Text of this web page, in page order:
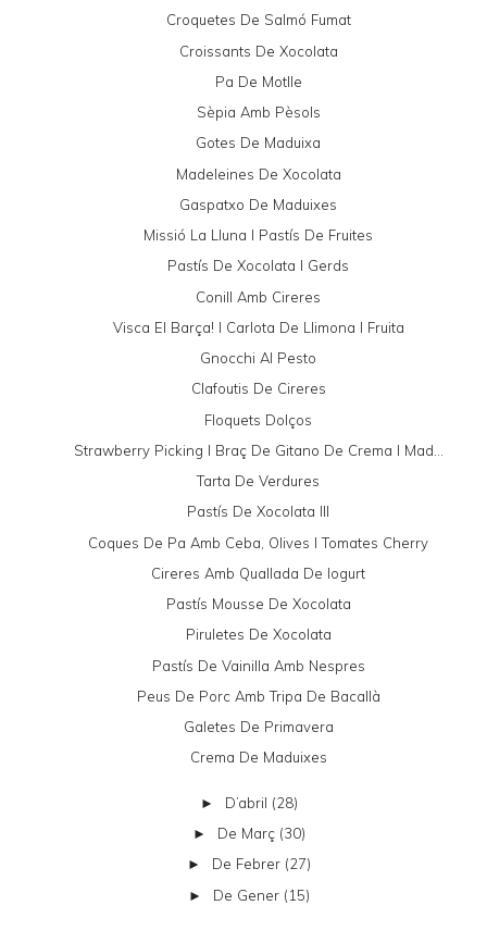
Croquetes De Salmó Fumat
Croissants De Xocolata
Pa De Motlle
Sèpia Amb Pèsols
Gotes De Maduixa
Madeleines De Xocolata
Gaspatxo De Maduixes
Missió La Lluna I Pastís De Fruites
Pastís De Xocolata I Gerds
Conill Amb Cireres
Visca El Barça! I Carlota De Llimona I Fruita
Gnocchi Al Pesto
Clafoutis De Cireres
Floquets Dolços
Strawberry Picking I Braç De Gitano De Crema I Mad...
Tarta De Verdures
Pastís De Xocolata III
Coques De Pa Amb Ceba, Olives I Tomates Cherry
Cireres Amb Quallada De Iogurt
Pastís Mousse De Xocolata
Piruletes De Xocolata
Pastís De Vainilla Amb Nespres
Peus De Porc Amb Tripa De Bacallà
Galetes De Primavera
Crema De Maduixes
► D’abril (28)
► De Març (30)
► De Febrer (27)
► De Gener (15)